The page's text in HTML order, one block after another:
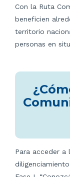
Con la Ruta
beneficien
territorio
personas en
Para acceder a